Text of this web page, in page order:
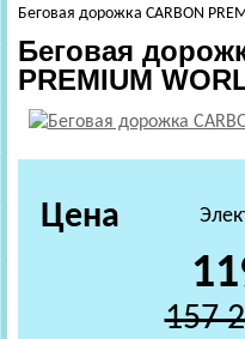
Беговая дорожка CARBON
Беговая
PREMIUM
Цена
157